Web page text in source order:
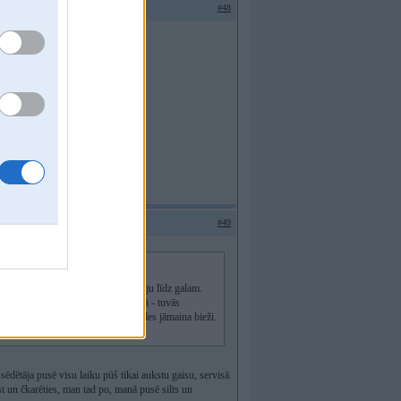
#48
#49
braucot, negriežot katreiz dzinēju līdz galam.
spārni, visādi elektronikas gļuki - tuvās
. Lambda zondes jāmaina bieži.
pusē visu laiku pūš tikai aukstu gaisu, servisā
čkarēties, man tad po, manā pusē silts un